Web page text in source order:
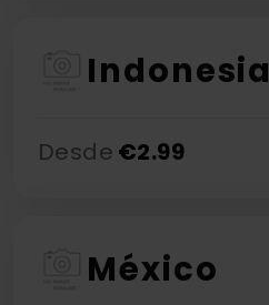
Indonesia
Desde €2.99
México